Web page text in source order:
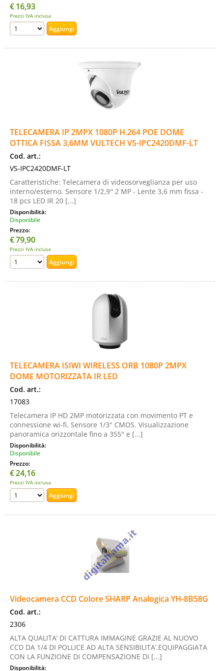
€16,93
Prezzi IVA inclusa
TELECAMERA IP 2MPX 1080P H.264 POE DOME
OTTICA FISSA 3,6MM VULTECH VS-IPC2420DMF-LT
Cod. art.:
VS-IPC2420DMF-LT
Caratteristiche: Telecamera di videosorveglianza per uso
interno/esterno. Sensore 1/2,9'' 2 MP - Lente 3,6 mm fissa -
18 pcs LED IR 20 [...]
Disponibilità:
Disponibile
Prezzo:
€79,90
Prezzi IVA inclusa
TELECAMERA ISIWI WIRELESS ORB 1080P 2MPX
DOME MOTORIZZATA IR LED
Cod. art.:
17083
Telecamera IP HD 2MP motorizzata con movimento PT e
connessione wi-fi. Sensore 1/3" CMOS. Visualizzazione
panoramica orizzontale fino a 355° e [...]
Disponibilità:
Disponibile
Prezzo:
€24,16
Prezzi IVA inclusa
Videocamera CCD Colore SHARP Analogica YH-8B58G
Cod. art.:
2306
ALTA QUALITA’ DI CATTURA IMMAGINE GRAZIE AL NUOVO
CCD DA 1/4 DI POLLICE AD ALTA SENSIBILITA’.EQUIPAGGIATA
CON LA FUNZIONE DI COMPENSAZIONE DI [...]
Disponibilità: